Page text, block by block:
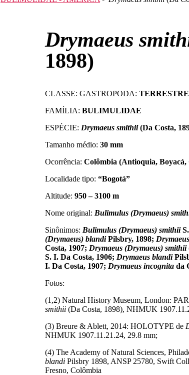
Drymaeus
1898)
CLASSE: GASTROPODA: TERRESTRE
FAMÍLIA: BULIMULIDAE
ESPÉCIE: Drymaeus smithii(Da Costa,
Tamanho médio: 30 mm
Ocorrência: Colômbia (Antioquia,
Localidade tipo: “Bogotá”
Altitude: 950 – 3100 m
Nome original: Bulimulus (Drymaeus)
Sinônimos: Bulimulus (Drymaeus) smithii
(Drymaeus) blandiPilsbry, 1898;
Costa, 1907; Drymaeus (Drymaeus) smithii
S. I. Da Costa, 1906; Drymaeus blandi
I. Da Costa, 1907; Drymaeus incognita da
Fotos:
(1,2) Natural History Museum, London:
smithii (Da Costa, 1898), NHMUK
(3) Breure & Ablett, 2014: HOLOTYPE de
NHMUK 1907.11.21.24, 29.8 mm;
(4) The Academy of Natural Sciences,
blandi Pilsbry 1898, ANSP 25780, Swift
Fresno, Colômbia